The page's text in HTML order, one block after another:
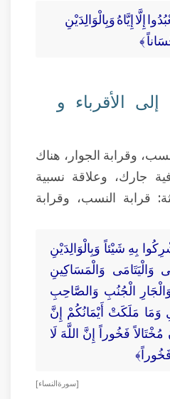
إِلَّا إِيَّاهُ وَبِالْوَالِدَيْنِ
﴾
إلى الأقرباء و
وقرابة الجوار، هناك
جارك، وعلاقة نسبية
قرابة النسب، وقرابة
بِهِ شَيْئاً وَبِالْوَالِدَيْنِ
وَالْيَتَامَى وَالْمَسَاكِينِ
الْجُنُبِ وَالصَّاحِبِ
وَمَا مَلَكَتْ أَيْمَانُكُمْ إِنَّ
فَخُوراً إِنَّ اللَّهَ لَا
[ سورة النساء ]